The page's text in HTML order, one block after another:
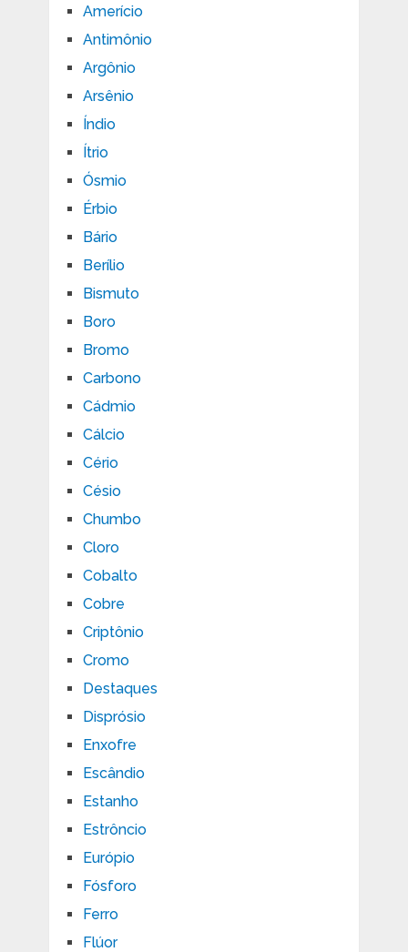
Amerício
Antimônio
Argônio
Arsênio
Índio
Ítrio
Ósmio
Érbio
Bário
Berílio
Bismuto
Boro
Bromo
Carbono
Cádmio
Cálcio
Cério
Césio
Chumbo
Cloro
Cobalto
Cobre
Criptônio
Cromo
Destaques
Disprósio
Enxofre
Escândio
Estanho
Estrôncio
Európio
Fósforo
Ferro
Flúor